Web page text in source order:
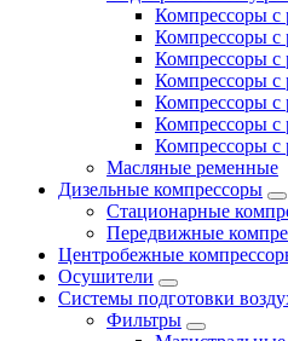
Компрессоры с
Компрессоры с
Компрессоры с
Компрессоры с
Компрессоры с
Компрессоры с
Компрессоры с
Масляные ременные
Дизельные компрессоры
Стационарные
Передвижные
Центробежные
Осушители
Системы подготовки
Фильтры